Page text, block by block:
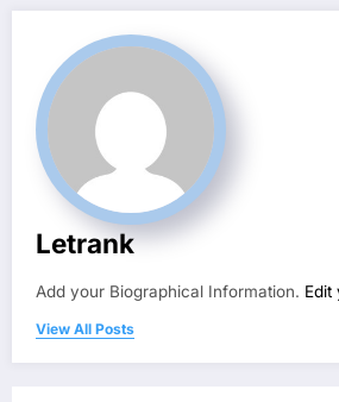
Letrank
Add your Biographical Information. Edit
View All Posts